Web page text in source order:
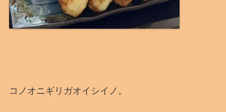
コノオニギリガオイシイノ。